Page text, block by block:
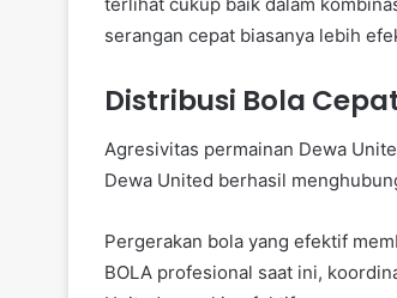
serangan cepat biasanya lebih
Distribusi Bola
Agresivitas permainan Dewa
Dewa United berhasil
Pergerakan bola yang efektif
BOLA profesional saat ini,